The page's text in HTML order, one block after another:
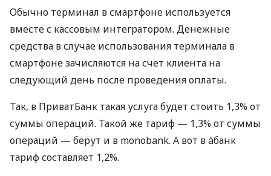
Обычно терминал в смартфоне используется
вместе с кассовым интегратором. Денежные
средства в случае использования терминала в
смартфоне зачисляются на счет клиента на
следующий день после проведения оплаты.
Так, в ПриватБанк такая услуга будет стоить 1,3% от
суммы операций. Такой же тариф — 1,3% от суммы
операций — берут и в monobank. А вот в àбанк
тариф составляет 1,2%.